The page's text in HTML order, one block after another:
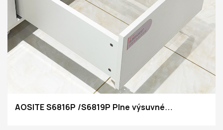
AOSITE S6816P /S6819P Plne výsuvné